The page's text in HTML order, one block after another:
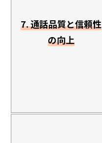
7. 通話品質と信頼性
の向上